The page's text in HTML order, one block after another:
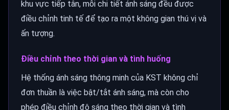
khu vực tiếp tân, mỗi chi tiết ánh sáng đều được
điều chỉnh tinh tế để tạo ra một không gian thú vị và
ấn tượng.
Điều chỉnh theo thời gian và tình huống
Hệ thống ánh sáng thông minh của KST không chỉ
đơn thuần là việc bật/tắt ánh sáng, mà còn cho
phép điều chỉnh độ sáng theo thời gian và tình